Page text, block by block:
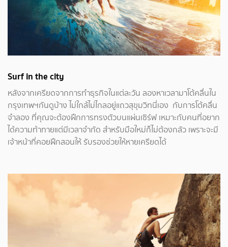
Surf in the city
หลังจากเครียดจากการทำธุรกิจในแต่ละวัน ลองหาเวลามาโต้คลื่นใน
กรุงเทพฯกันดูบ้าง ไม่ใกล้ไม่ไกลอยู่แถวสุขุมวิทนี่เอง กับการโต้คลื่น
จำลอง ที่คุณจะต้องฝึกการทรงตัวบนแผ่นเซิร์ฟ เหมาะกับคนที่อยาก
ได้ความท้าทายแต่มีเวลาจำกัด สำหรับมือใหม่ก็ไม่ต้องกลัว เพราะจะมี
เจ้าหน้าที่คอยฝึกสอนให้ รับรองช่วยให้หายเครียดได้